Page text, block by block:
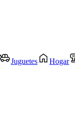
Juguetes Hogar